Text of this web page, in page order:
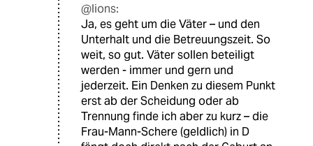
@lions:
Ja, es geht um die Väter – und den
Unterhalt und die Betreuungszeit. So
weit, so gut. Väter sollen beteiligt
werden - immer und gern und
jederzeit. Ein Denken zu diesem Punkt
erst ab der Scheidung oder ab
Trennung finde ich aber zu kurz – die
Frau-Mann-Schere (geldlich) in D